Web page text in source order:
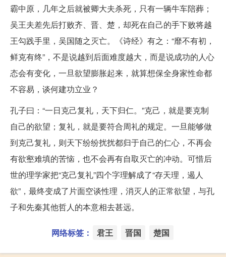
霸中原，几年之后就被卿大夫杀死，只有一辆牛车陪葬；
吴王夫差先后打败齐、晋、楚，却死在自己的手下败将越
王勾践手里，吴国随之灭亡。《诗经》有之：“靡不有初，
鲜克有终”，不是说越到后面难度越大，而是说成功的人心
态会有变化，一旦欲望膨胀起来，就算想保全身家性命都
不容易，谈何建功立业？
孔子曰：“一日克己复礼，天下归仁。”克己，就是要克制
自己的欲望；复礼，就是要符合周礼的规定。一旦能够做
到克己复礼，则天下纷纷扰扰都归于自己的仁心，不再会
有欲壑难填的苦恼，也不会再有自取灭亡的冲动。可惜后
世的理学家把“克己复礼”四个字理解成了“存天理，遏人
欲”，最终变成了片面空谈性理，消灭人的正常欲望，与孔
子和先秦其他哲人的本意相去甚远。
网络标签： 君王 晋国 楚国